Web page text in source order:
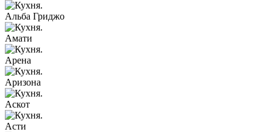
Альба Гриджо
Амати
Арена
Аризона
Аскот
Асти